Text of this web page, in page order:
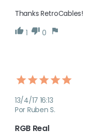
Thanks RetroCables!
1
0
13/4/17 16:13
Por Ruben S.
RGB Real